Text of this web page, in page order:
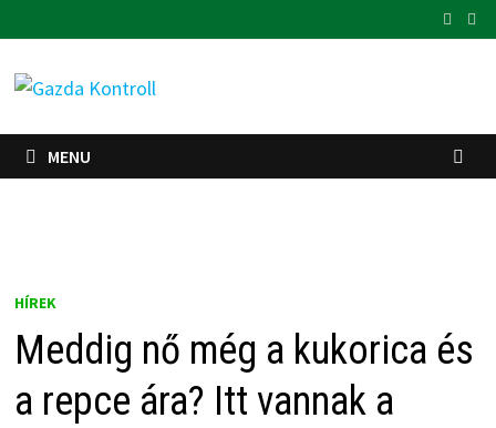
to
content
MENU
HÍREK
Meddig nő még a kukorica és
a repce ára? Itt vannak a